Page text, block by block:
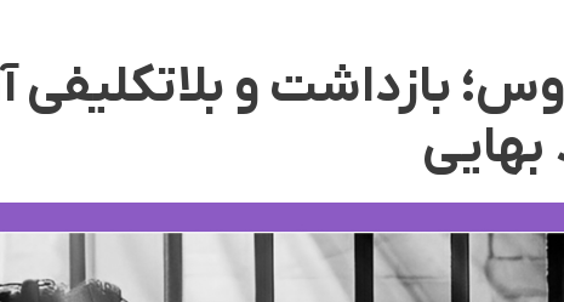
بازداشت و بلاتکلیفی